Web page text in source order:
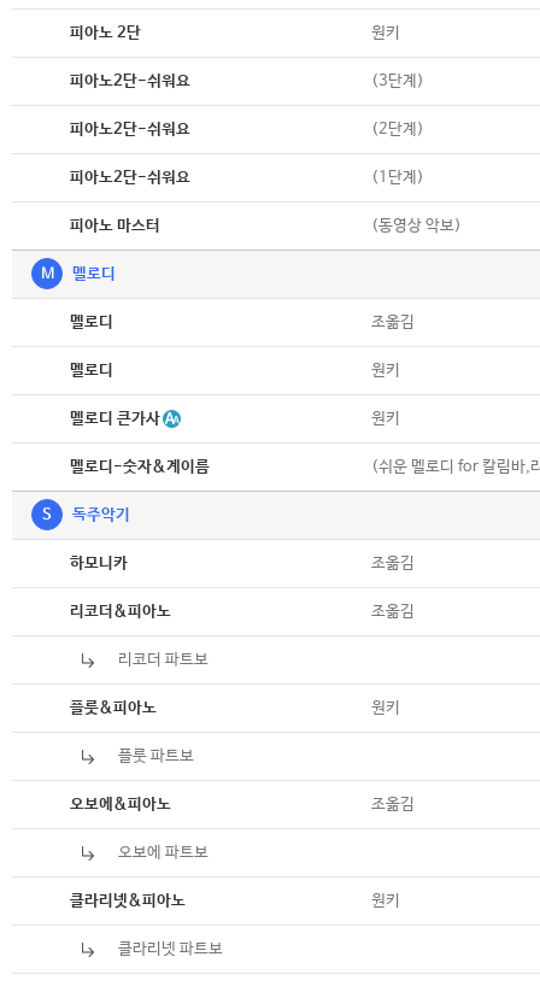
피아노 2단 원키
피아노2단-쉬워요 (3단계)
피아노2단-쉬워요 (2단계)
피아노2단-쉬워요 (1단계)
피아노 마스터 (동영상 악보)
M 멜로디
멜로디 조옮김
멜로디 원키
멜로디 큰가사 원키
멜로디-숫자&계이름 (쉬운 멜로디 for 칼림바,
S 독주악기
하모니카 조옮김
리코더&피아노 조옮김
리코더 파트보
플룻&피아노 원키
플룻 파트보
오보에&피아노 조옮김
오보에 파트보
클라리넷&피아노 원키
클라리넷 파트보